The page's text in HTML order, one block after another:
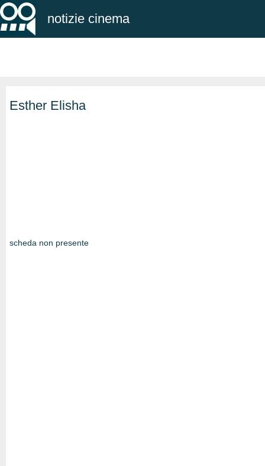
notizie cinema
Esther Elisha
scheda non presente